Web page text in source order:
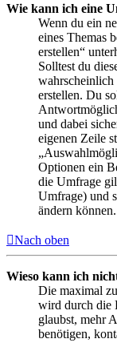
Wie kann ich eine
Wenn du ein
eines Themas
erstellen“
Solltest du
erstellen. Du
und dabei
eigenen Zeile
Optionen ein
die Umfrage
Umfrage) und
ändern können.
Nach oben
Wieso kann ich
Die maximal
wird durch die
glaubst, mehr
benötigen,